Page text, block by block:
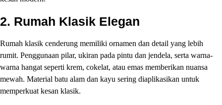
2. Rumah Klasik Elegan
Rumah klasik cenderung memiliki ornamen dan detail yang lebih
rumit. Penggunaan pilar, ukiran pada pintu dan jendela, serta warna-
warna hangat seperti krem, cokelat, atau emas memberikan nuansa
mewah. Material batu alam dan kayu sering diaplikasikan untuk
memperkuat kesan klasik.